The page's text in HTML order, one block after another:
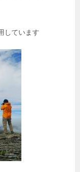
しています